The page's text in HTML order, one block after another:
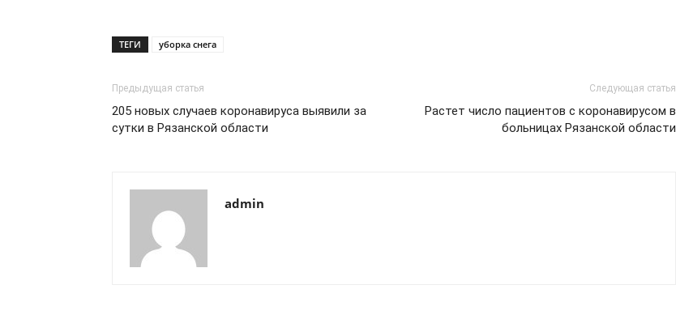
ТЕГИ уборка снега
Предыдущая статья
205 новых случаев коронавируса выявили за
сутки в Рязанской области
Следующая статья
Растет число пациентов с коронавирусом в
больницах Рязанской области
admin